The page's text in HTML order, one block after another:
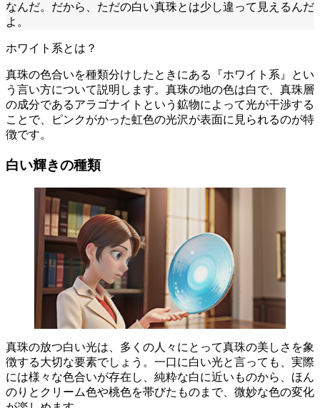
なんだ。だから、ただの白い真珠とは少し違って見えるんだ
よ。
ホワイト系とは？
真珠の色合いを種類分けしたときにある『ホワイト系』とい
う言い方について説明します。真珠の地の色は白で、真珠層
の成分であるアラゴナイトという鉱物によって光が干渉する
ことで、ピンクがかった虹色の光沢が表面に見られるのが特
徴です。
白い輝きの種類
真珠の放つ白い光は、多くの人々にとって真珠の美しさを象
徴する大切な要素でしょう。一口に白い光と言っても、実際
には様々な色合いが存在し、純粋な白に近いものから、ほん
のりとクリーム色や桃色を帯びたものまで、微妙な色の変化